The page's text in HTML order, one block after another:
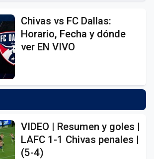
Chivas vs FC Dallas:
Horario, Fecha y dónde
ver EN VIVO
VIDEO | Resumen y goles |
LAFC 1-1 Chivas penales |
(5-4)